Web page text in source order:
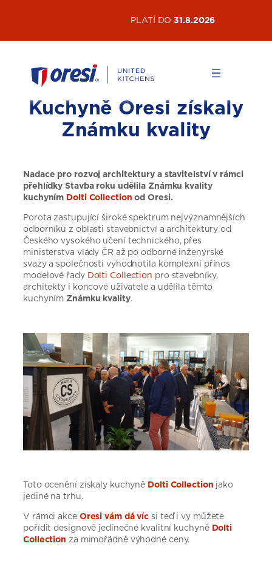
PLATÍ DO31.8.2026
Kuchyně Oresi získaly
Známku kvality
Nadace pro rozvoj architektury a stavitelství v rámci
přehlídky Stavba roku udělila Známku kvality
kuchyním Dolti Collection od Oresi.
Porota zastupující široké spektrum nejvýznamnějších
odborníků z oblasti stavebnictví a architektury od
Českého vysokého učení technického, přes
ministerstva vlády ČR až po odborné inženýrské
svazy a společnosti vyhodnotila komplexní přínos
modelové řady Dolti Collection pro stavebníky,
architekty i koncové uživatele a udělila těmto
kuchyním Známku kvality.
Toto ocenění získaly kuchyně Dolti Collection jako
jediné na trhu.
V rámci akce Oresi vám dá víc si teď i vy můžete
pořídit designově jedinečné kvalitní kuchyně Dolti
Collection za mimořádně výhodné ceny.